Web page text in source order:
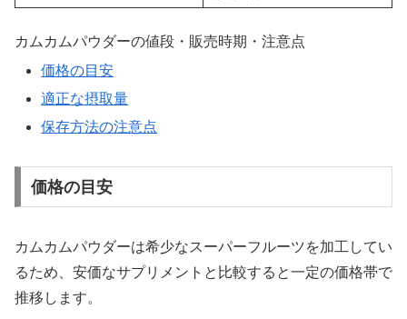
カムカムパウダーの値段・販売時期・注意点
価格の目安
適正な摂取量
保存方法の注意点
価格の目安
カムカムパウダーは希少なスーパーフルーツを加工してい
るため、安価なサプリメントと比較すると一定の価格帯で
推移します。